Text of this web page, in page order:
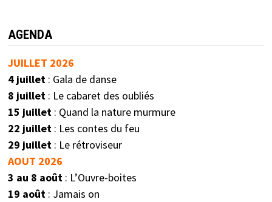
AGENDA
JUILLET 2026
4 juillet: Gala de danse
8 juillet: Le cabaret des oubliés
15 juillet: Quand la nature murmure
22 juillet: Les contes du feu
29 juillet: Le rétroviseur
AOUT 2026
3 au 8 août: L’Ouvre-boites
19 août: Jamais on